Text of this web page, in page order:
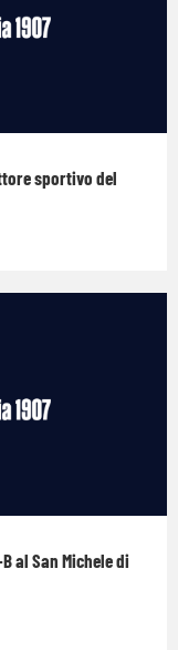
sportivo del
al San Michele di